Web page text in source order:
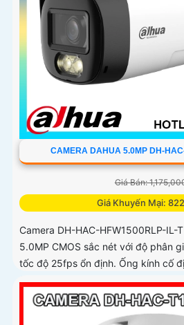
CAMERA DAHUA 5.0MP DH-
Giá Bán:
Giá Khuyến Mại:
Camera DH-HAC-HFW1500RLP-IL-
5.0MP CMOS sắc nét với độ phân
tốc độ 25fps ổn định. Ống kính cố
90